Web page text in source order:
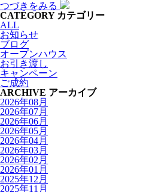
つづきをみる
CATEGORY カテゴリー
ALL
お知らせ
ブログ
オープンハウス
お引き渡し
キャンペーン
ご成約
ARCHIVE アーカイブ
2026年08月
2026年07月
2026年06月
2026年05月
2026年04月
2026年03月
2026年02月
2026年01月
2025年12月
2025年11月